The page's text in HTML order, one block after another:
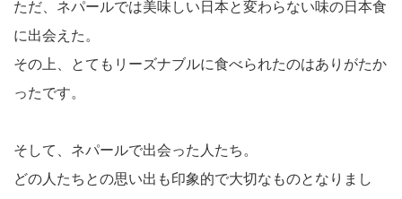
ただ、ネパールでは美味しい日本と変わらない味の日本食
に出会えた。
その上、とてもリーズナブルに食べられたのはありがたか
ったです。
そして、ネパールで出会った人たち。
どの人たちとの思い出も印象的で大切なものとなりまし